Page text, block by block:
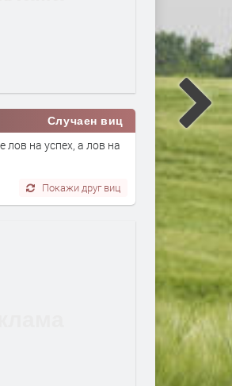
Случаен виц
лов на успех, а лов на
Покажи друг виц